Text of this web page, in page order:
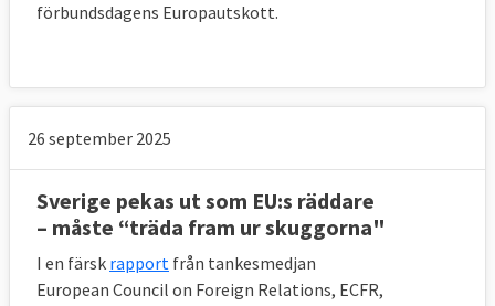
förbundsdagens Europautskott.
26 september 2025
Sverige pekas ut som EU:s räddare
– måste “träda fram ur skuggorna"
I en färsk rapport från tankesmedjan
European Council on Foreign Relations, ECFR,